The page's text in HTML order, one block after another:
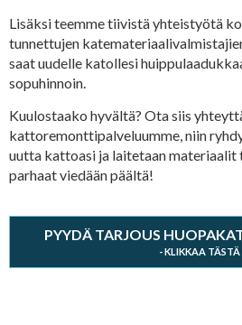
Lisäksi teemme tiivistä yhteistyötä
tunnettujen
saat uudelle katollesi
sopuhinnoin.
Kuulostaako hyvältä? Ota siis
kattoremonttipalveluumme, niin
uutta kattoasi ja laitetaan materiaalit
parhaat viedään päältä!
PYYDÄ TARJOUS